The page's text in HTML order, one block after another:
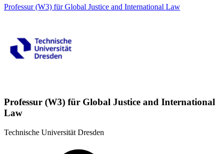
Professur (W3) für Global Justice and International Law
Professur (W3) für Global Justice and International
Law
Technische Universität Dresden